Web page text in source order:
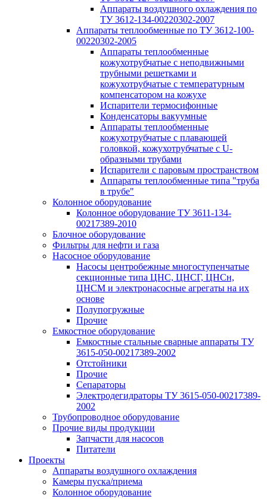
Аппараты воздушного охлаждения по
ТУ 3612-134-00220302-2007
Аппараты теплообменные по ТУ 3612-100-
00220302-2005
Аппараты теплообменные
кожухотрубчатые с неподвижными
трубными решетками и
кожухотрубчатые с температурным
компенсатором на кожухе
Испарители термосифонные
Конденсаторы вакуумные
Аппараты теплообменные
кожухотрубчатые с плавающей
головкой, кожухотрубчатые с U-
образными трубами
Испарители с паровым пространством
Аппараты теплообменные типа "труба
в трубе"
Колонное оборудование
Колонное оборудование ТУ 3611-134-
00217389-2010
Блочное оборудование
Фильтры для нефти и газа
Насосное оборудование
Насосы центробежные многоступенчатые
секционные типа ЦНС, ЦНСГ, ЦНСн,
ЦНСМ и электронасосные агрегаты на их
основе
Полупогружные
Прочие
Емкостное оборудование
Емкостные стальные сварные аппараты ТУ
3615-050-00217389-2002
Отстойники
Прочие
Сепараторы
Электродегидраторы ТУ 3615-050-00217389-
2002
Трубопроводное оборудование
Прочие виды продукции
Запчасти для насосов
Питатели
Проекты
Аппараты воздушного охлаждения
Камеры пуска/приема
Колонное оборудование